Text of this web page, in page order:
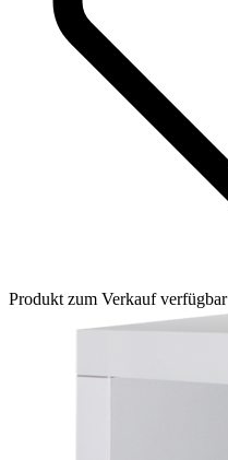
Produkt zum Verkauf verfügbar